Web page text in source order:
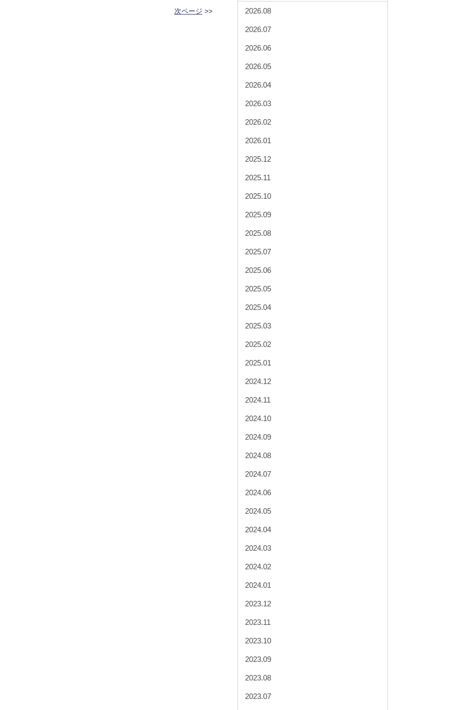
>>
次ページ 2026.08
2026.07
2026.06
2026.05
2026.04
2026.03
2026.02
2026.01
2025.12
2025.11
2025.10
2025.09
2025.08
2025.07
2025.06
2025.05
2025.04
2025.03
2025.02
2025.01
2024.12
2024.11
2024.10
2024.09
2024.08
2024.07
2024.06
2024.05
2024.04
2024.03
2024.02
2024.01
2023.12
2023.11
2023.10
2023.09
2023.08
2023.07